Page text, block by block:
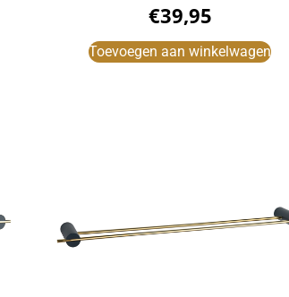
€39,95
Toevoegen aan winkelwagen